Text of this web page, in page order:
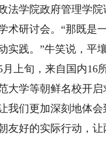
学院政府管理学院
术研讨会。“那既是
实践。”牛笑说，平
旬，来自国内16所
大学等朝鲜名校开
我们更加深刻地体
友好的实际行动，